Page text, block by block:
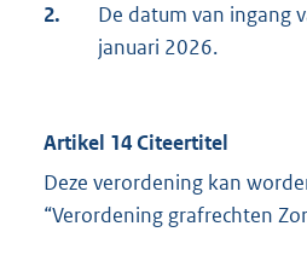
2.
De datum van ingang
januari 2026.
Artikel 14 Citeertitel
Deze verordening kan
“Verordening grafrechten